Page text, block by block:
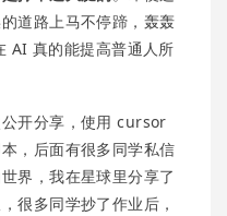
道路上马不停蹄，轰轰
AI 真的能提高普通人所
开分享，使用 cursor
，后面有很多同学私信
界，我在星球里分享了
很多同学抄了作业后，